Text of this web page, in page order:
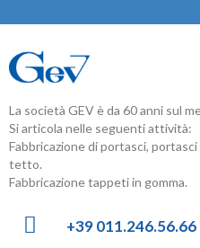
La società GEV è da 60 anni sul
Si articola nelle seguenti attività:
Fabbricazione di portasci,
tetto.
Fabbricazione tappeti in gomma.
+39 011.246.56.66